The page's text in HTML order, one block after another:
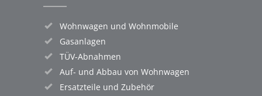
Wohnwagen und Wohnmobile
Gasanlagen
TÜV-Abnahmen
Auf- und Abbau von Wohnwagen
Ersatzteile und Zubehör